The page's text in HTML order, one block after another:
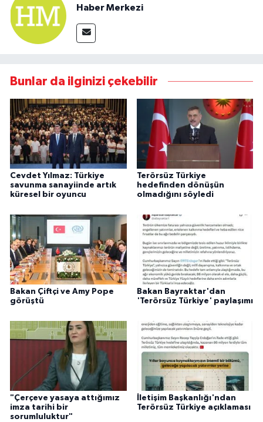
Haber Merkezi
Bunlar da ilginizi çekebilir
Cevdet Yılmaz: Türkiye
savunma sanayiinde artık
küresel bir oyuncu
Terörsüz Türkiye
hedefinden dönüşün
olmadığını söyledi
Bakan Çiftçi ve Amy Pope
görüştü
Bakan Bayraktar'dan
'Terörsüz Türkiye' paylaşımı
"Çerçeve yasaya attığımız
imza tarihi bir
sorumluluktur"
İletişim Başkanlığı'ndan
Terörsüz Türkiye açıklaması